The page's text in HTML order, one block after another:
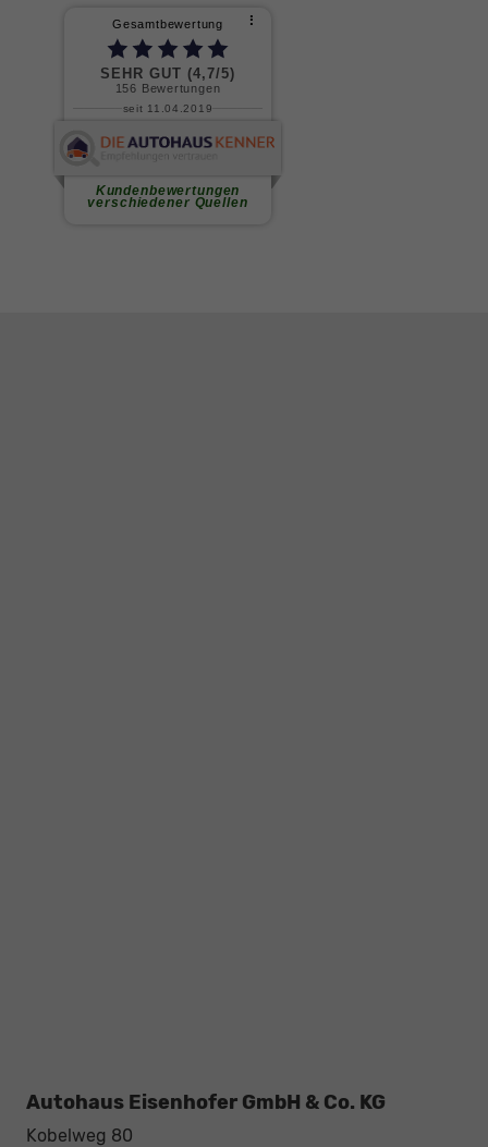
Autohaus Eisenhofer GmbH & Co. KG
Kobelweg 80